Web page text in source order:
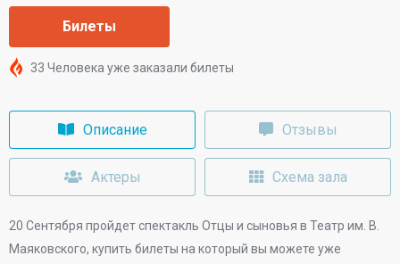
Билеты
33 Человека уже заказали билеты
Описание Отзывы
Актеры Схема зала
20 Сентября пройдет спектакль Отцы и сыновья в Театр им. В.
Маяковского, купить билеты на который вы можете уже